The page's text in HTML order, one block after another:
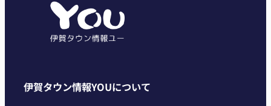
伊賀タウン情報YOUについて